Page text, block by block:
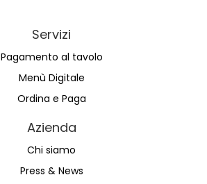
Servizi
Pagamento al tavolo
Menù Digitale
Ordina e Paga
Azienda
Chi siamo
Press & News